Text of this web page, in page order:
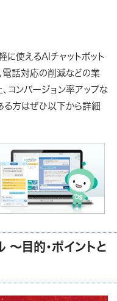
使えるAIチャットボット
電話対応の削減などの業
コンバージョン率アップな
る方はぜひ以下から詳細
～目的・ポイントと